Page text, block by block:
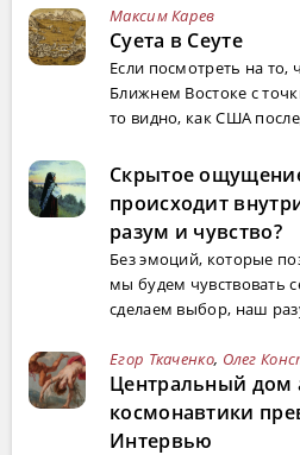
Максим Карев
Суета в Сеуте
Если посмотреть на то,
Ближнем Востоке с
то видно, как США
Скрытое
происходит
разум и чувство?
Без эмоций, которые
мы будем чувствовать
сделаем выбор, наш
Егор Ткаченко, Олег
Центральный дом
космонавтики
Интервью